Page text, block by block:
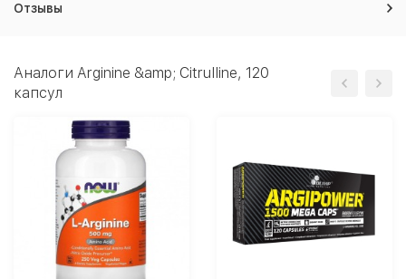
Отзывы
Аналоги Arginine &amp; Citrulline, 120
капсул